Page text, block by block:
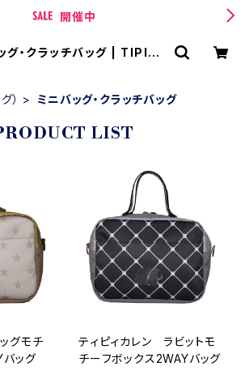
開催中
グ・クラッチバッグ | TIPICU
） ミニバッグ・クラッチバッグ
LIST
グモチ
バッグ
ティピィカレン ラビットモ
チーフボックス2WAYバッグ